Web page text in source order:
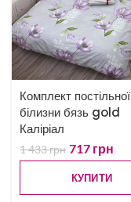
Комплект постільної
білизни бязь gold
Каліріал
1 433грн 717 грн
КУПИТИ